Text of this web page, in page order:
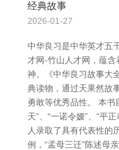
经典故事
2026-01-27
中华良习是中华英才五
才网-竹山人才网，蕴
神。《中华良习故事大
典读物，通过天果然故
勇敢等优秀品性。 本书
天”、“一诺令嫒”、“平
人录取了具有代表性的
例，“孟母三迁”陈述母